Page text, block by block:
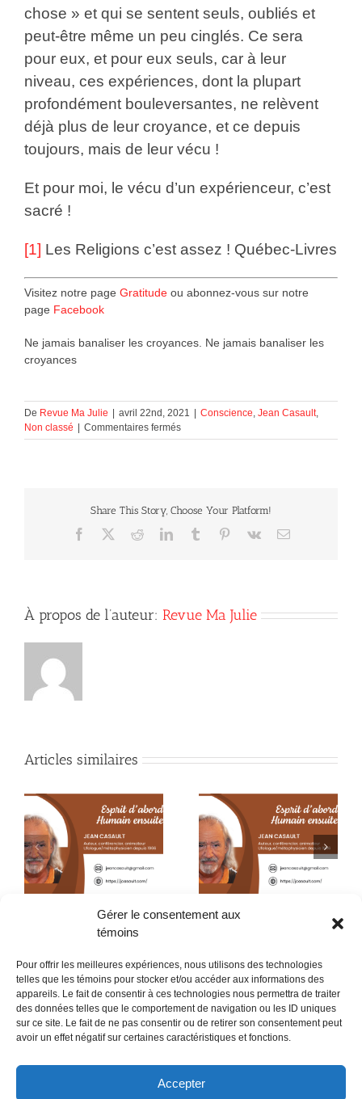
Gérer le consentement aux
témoins
Pour offrir les meilleures expériences, nous utilisons des technologies
telles que les témoins pour stocker et/ou accéder aux informations des
appareils. Le fait de consentir à ces technologies nous permettra de traiter
des données telles que le comportement de navigation ou les ID uniques
sur ce site. Le fait de ne pas consentir ou de retirer son consentement peut
avoir un effet négatif sur certaines caractéristiques et fonctions.
Accepter
chose » et qui se sentent seuls, oubliés et
peut-être même un peu cinglés. Ce sera
pour eux, et pour eux seuls, car à leur
niveau, ces expériences, dont la plupart
profondément bouleversantes, ne relèvent
déjà plus de leur croyance, et ce depuis
toujours, mais de leur vécu !
Et pour moi, le vécu d’un expérienceur, c’est
sacré !
[1] Les Religions c’est assez ! Québec-Livres
Visitez notre page Gratitudeou abonnez-vous sur notre
page Facebook
Ne jamais banaliser les croyances. Ne jamais banaliser les
croyances
De Revue Ma Julie | avril 22nd, 2021 | Conscience, Jean Casault,
Non classé | Commentaires ferméssur
Ne
Share This Story, Choose Your Platform!
Facebook RedditLinkedInTumblr Pinterest
Vk Courriel
À propos de l’auteur: Revue Ma Julie
Articles similaires
Certitude ou fiction
(23e partie)
Certitude ou fiction ?
(22e partie)
POLITIQUE CONFIDENTIALITÉES
Politique de témoins (CA)